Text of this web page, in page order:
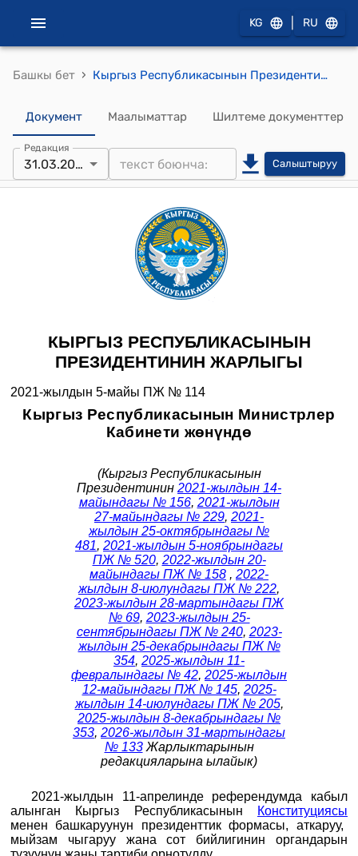
KG RU
Башкы бет › Кыргыз Республикасынын Президентинин 2021-жылдын 5-майындагы ПЖ № 114 "Кыргыз Республикасынын Министрлер Кабинети жөнүндө" Жарлыгы
Документ Маалыматтар Шилтеме документтер
Редакция
31.03.2026 Салыштыруу